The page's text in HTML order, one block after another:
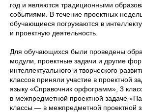
год и являются традиционными
событиями. В течение проектных
обучающиеся погружаются в
и проектную деятельность.
Для обучающихся были проведены
модули, проектные задачи и другие
интеллектуального и творческого
классов приняли участие в проектной
языку «Справочник орфограмм», 3
в межпредметной проектной задаче
классы — в межпредметной проектной